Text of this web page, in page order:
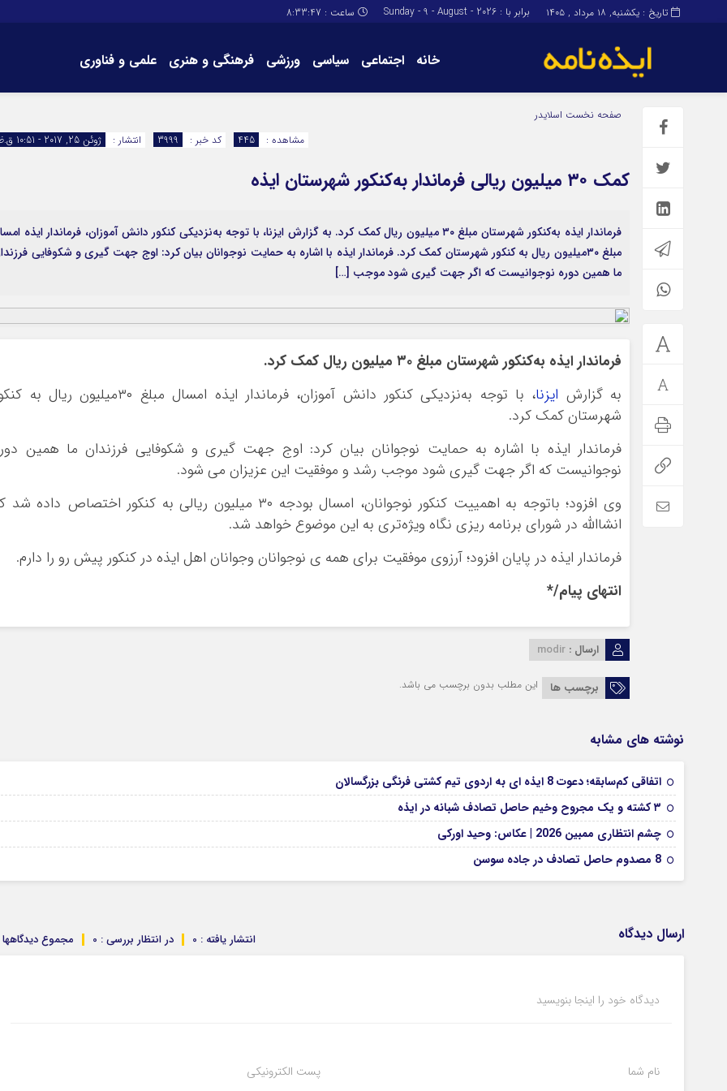
تاریخ : یکشنبه, ۱۸ مرداد , ۱۴۰۵ برابر با : Sunday - 9 - August - 2026 ساعت : 8:33:48
خانه اجتماعی سیاسی ورزشی فرهنگی و هنری علمی و فناوری
برگه نمونهصفحه نخست اسلایدر
انتشار :
ژوئن 25, 2017 - 10:51 ق.ظ کد خبر : 3999 مشاهده : 445
کمک ۳۰ میلیون ریالی فرماندار به‌کنکور شهرستان ایذه
فرماندار ایذه به‌کنکور شهرستان مبلغ ۳۰ میلیون ریال کمک کرد. به گزارش ایزنا، با توجه به‌نزدیکی کنکور دانش آموزان، فرماندار ایذه
مبلغ ۳۰‌میلیون ریال به کنکور شهرستان کمک‌ کرد. فرماندار ایذه با اشاره به حمایت نوجوانان بیان کرد: اوج جهت گیری و شکوفایی
ما همین دوره نوجوانیست که اگر جهت گیری شود موجب […]
فرماندار ایذه به‌کنکور شهرستان مبلغ ۳۰ میلیون ریال کمک کرد.
به گزارش ایزنا
، با توجه به‌نزدیکی کنکور دانش آموزان، فرماندار ایذه امسال مبلغ ۳۰‌میلیون ریال
شهرستان کمک‌ کرد.
فرماندار ایذه با اشاره به حمایت نوجوانان بیان کرد: اوج جهت گیری و شکوفایی فرزندان ما همین
نوجوانیست که اگر جهت گیری شود موجب رشد و موفقیت این عزیزان می شود.
وی افزود؛ باتوجه به اهمییت کنکور نوجوانان، امسال بودجه ۳۰ میلیون ریالی به کنکور اختصاص داده
انشاالله در شورای برنامه ریزی نگاه‌ ویژه‌تری به این‌ موضوع خواهد شد.
فرماندار ایذه در پایان افزود؛ آرزوی موفقیت برای همه ی نوجوانان و‌جوانان اهل ایذه در کنکور پیش رو را دارم.
انتهای پیام/*
ارسال : modir
برچسب ها این مطلب بدون برچسب می باشد.
نوشته های مشابه
اتفاقی کم‌سابقه؛ دعوت 8 ایذه ای به اردوی تیم کشتی فرنگی بزرگسالان
۳ کشته و یک مجروح وخیم حاصل تصادف شبانه در ایذه
چشم انتظاری ممبین 2026 | عکاس: وحید اورکی
8 مصدوم حاصل تصادف در جاده سوسن
ارسال دیدگاه مجموع دیدگاهها : در انتظار بررسی : 0 انتشار یافته : 0
دیدگاه خود را اینجا بنویسید
نام شما پست الکترونیکی